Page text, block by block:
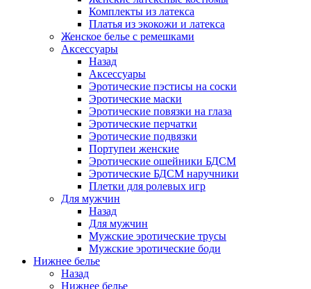
Комплекты из латекса
Платья из экокожи и латекса
Женское белье с ремешками
Аксессуары
Назад
Аксессуары
Эротические пэстисы на соски
Эротические маски
Эротические повязки на глаза
Эротические перчатки
Эротические подвязки
Портупеи женские
Эротические ошейники БДСМ
Эротические БДСМ наручники
Плетки для ролевых игр
Для мужчин
Назад
Для мужчин
Мужские эротические трусы
Мужские эротические боди
Нижнее белье
Назад
Нижнее белье